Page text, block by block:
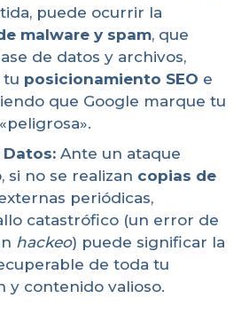
puede ocurrir la
malware y spam, que
de datos y archivos,
tu posicionamiento SEO e
que Google marque tu
Datos: Ante un ataque
si no se realizan copias de
periódicas,
catastrófico (un error de
hackeo) puede significar la
de toda tu
y contenido valioso.